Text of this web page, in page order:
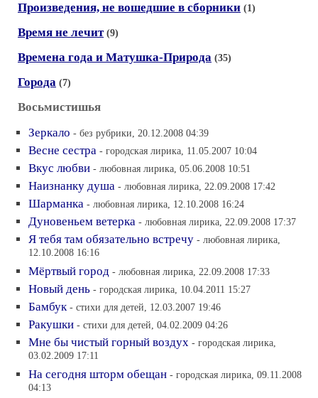
Произведения, не вошедшие в сборники (1)
Время не лечит (9)
Времена года и Матушка-Природа (35)
Города (7)
Восьмистишья
Зеркало - без рубрики, 20.12.2008 04:39
Bесне сестра - городская лирика, 11.05.2007 10:04
Вкус любви - любовная лирика, 05.06.2008 10:51
Наизнанку душа - любовная лирика, 22.09.2008 17:42
Шарманка - любовная лирика, 12.10.2008 16:24
Дуновеньем ветерка - любовная лирика, 22.09.2008 17:37
Я тебя там обязательно встречу - любовная лирика,
12.10.2008 16:16
Мёртвый город - любовная лирика, 22.09.2008 17:33
Новый день - городская лирика, 10.04.2011 15:27
Бамбук - стихи для детей, 12.03.2007 19:46
Ракушки - стихи для детей, 04.02.2009 04:26
Мне бы чистый горный воздух - городская лирика,
03.02.2009 17:11
На сегодня шторм обещан - городская лирика, 09.11.2008
04:13